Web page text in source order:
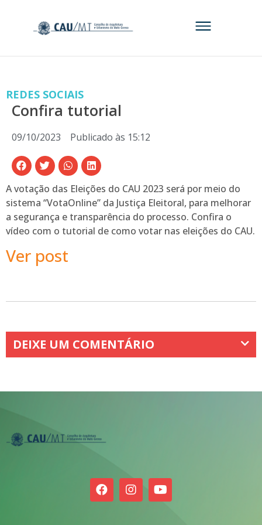
REDES SOCIAIS
Confira tutorial
09/10/2023 Publicado às 15:12
A votação das Eleições do CAU 2023 será por meio do
sistema “VotaOnline” da Justiça Eleitoral, para melhorar
a segurança e transparência do processo. Confira o
vídeo com o tutorial de como votar nas eleições do CAU.
Ver post
DEIXE UM COMENTÁRIO